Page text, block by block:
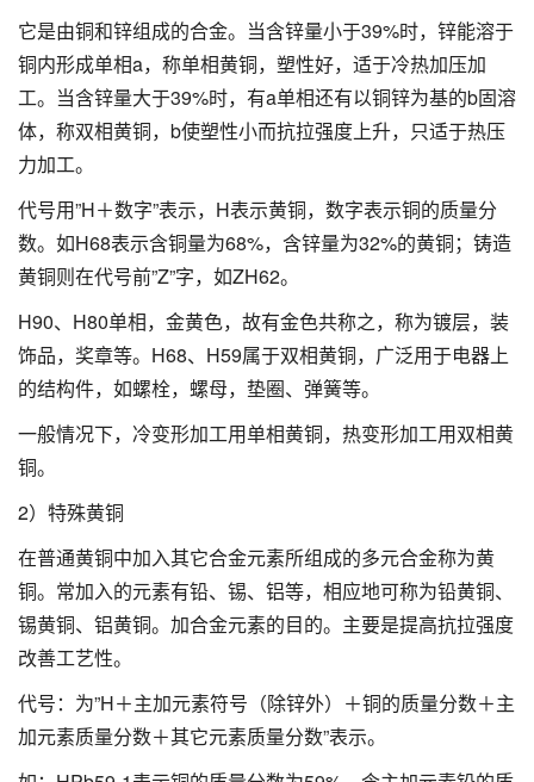
它是由铜和锌组成的合金。当含锌量小于39%时，锌能溶于
铜内形成单相a，称单相黄铜，塑性好，适于冷热加压加
工。当含锌量大于39%时，有a单相还有以铜锌为基的b固溶
体，称双相黄铜，b使塑性小而抗拉强度上升，只适于热压
力加工。
代号用”H＋数字”表示，H表示黄铜，数字表示铜的质量分
数。如H68表示含铜量为68%，含锌量为32%的黄铜；铸造
黄铜则在代号前”Z”字，如ZH62。
H90、H80单相，金黄色，故有金色共称之，称为镀层，装
饰品，奖章等。H68、H59属于双相黄铜，广泛用于电器上
的结构件，如螺栓，螺母，垫圈、弹簧等。
一般情况下，冷变形加工用单相黄铜，热变形加工用双相黄
铜。
2）特殊黄铜
在普通黄铜中加入其它合金元素所组成的多元合金称为黄
铜。常加入的元素有铅、锡、铝等，相应地可称为铅黄铜、
锡黄铜、铝黄铜。加合金元素的目的。主要是提高抗拉强度
改善工艺性。
代号：为”H＋主加元素符号（除锌外）＋铜的质量分数＋主
加元素质量分数＋其它元素质量分数”表示。